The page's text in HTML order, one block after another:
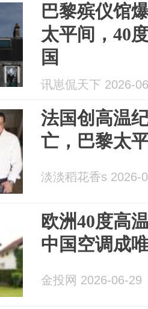
巴黎殡仪馆
太平间，40
国
讯崽侃天下 2026-
法国创高温
亡，巴黎太
淡淡稻花香s 2026-
欧洲40度高
中国空调成
金投网 2026-06-29